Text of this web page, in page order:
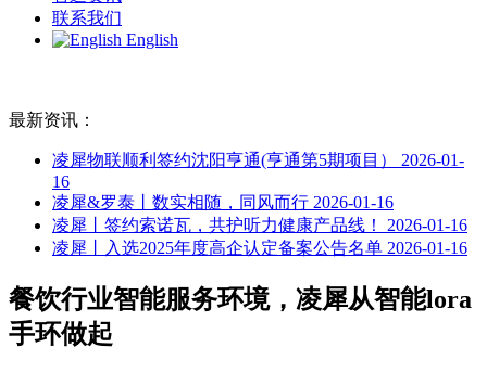
联系我们
English
最新资讯：
凌犀物联顺利签约沈阳亨通(亨通第5期项目） 2026-01-
16
凌犀&罗泰丨数实相随，同风而行 2026-01-16
凌犀丨签约索诺瓦，共护听力健康产品线！ 2026-01-16
凌犀丨入选2025年度高企认定备案公告名单 2026-01-16
餐饮行业智能服务环境，凌犀从智能lora
手环做起